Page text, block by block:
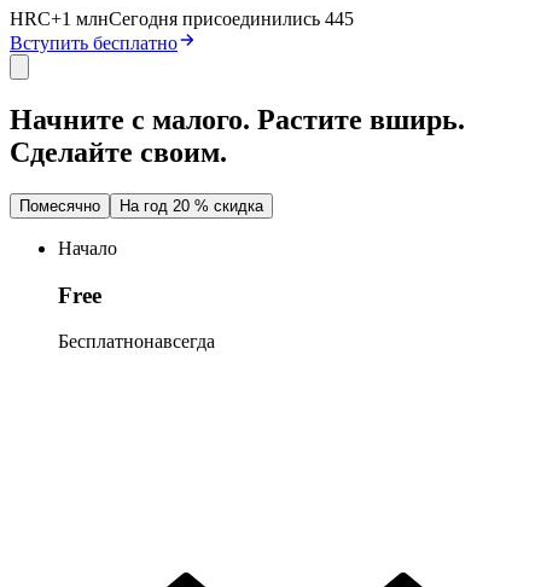
HRC+1 млнСегодня присоединились 445
Вступить бесплатно
Начните с малого. Растите вширь.
Сделайте своим.
Помесячно На год 20 % скидка
Начало
Free
Бесплатнонавсегда